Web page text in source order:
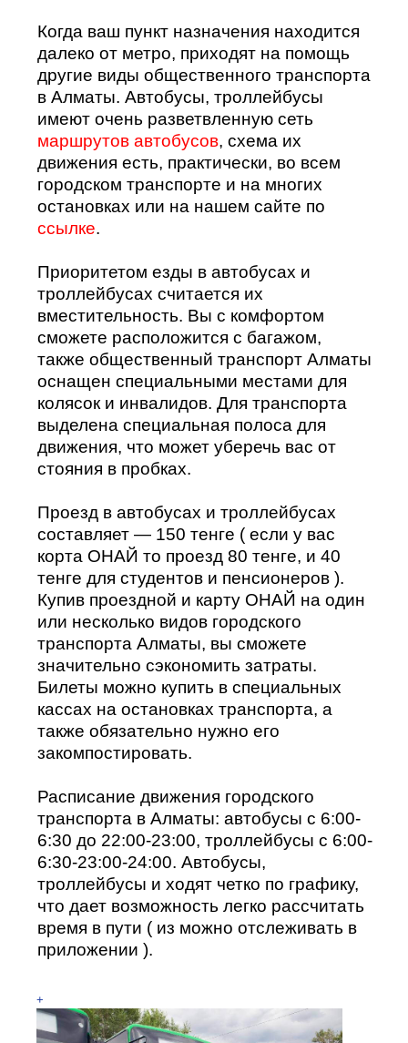
Когда ваш пункт назначения находится
далеко от метро, приходят на помощь
другие виды общественного транспорта
в Алматы. Автобусы, троллейбусы
имеют очень разветвленную сеть
маршрутов автобусов, схема их
движения есть, практически, во всем
городском транспорте и на многих
остановках или на нашем сайте по
ссылке.
Приоритетом езды в автобусах и
троллейбусах считается их
вместительность. Вы с комфортом
сможете расположится с багажом,
также общественный транспорт Алматы
оснащен специальными местами для
колясок и инвалидов. Для транспорта
выделена специальная полоса для
движения, что может уберечь вас от
стояния в пробках.
Проезд в автобусах и троллейбусах
составляет — 150 тенге ( если у вас
корта ОНАЙ то проезд 80 тенге, и 40
тенге для студентов и пенсионеров ).
Купив проездной и карту ОНАЙ на один
или несколько видов городского
транспорта Алматы, вы сможете
значительно сэкономить затраты.
Билеты можно купить в специальных
кассах на остановках транспорта, а
также обязательно нужно его
закомпостировать.
Расписание движения городского
транспорта в Алматы: автобусы с 6:00-
6:30 до 22:00-23:00, троллейбусы с 6:00-
6:30-23:00-24:00. Автобусы,
троллейбусы и ходят четко по графику,
что дает возможность легко рассчитать
время в пути ( из можно отслеживать в
приложении ).
+